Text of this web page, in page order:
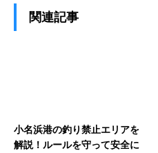
関連記事
小名浜港の釣り禁止エリアを
解説！ルールを守って安全に